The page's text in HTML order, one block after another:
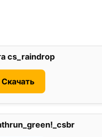
cs_raindrop
Скачать